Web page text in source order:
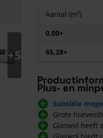
View larger image
+5
Aantal (m²)
0,00+
65,28+
Plus- en
Subsidie
Grote
Glaswol heeft